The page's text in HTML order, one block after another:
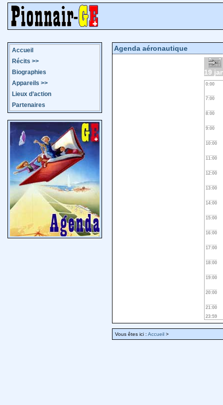
Accueil
Récits >>
Biographies
Appareils >>
Lieux d’action
Partenaires
Agenda aéronautique
19
0:00
7:00
8:00
9:00
10:00
11:00
12:00
13:00
14:00
15:00
16:00
17:00
18:00
19:00
20:00
21:00
23:59
Vous êtes ici : Accueil >